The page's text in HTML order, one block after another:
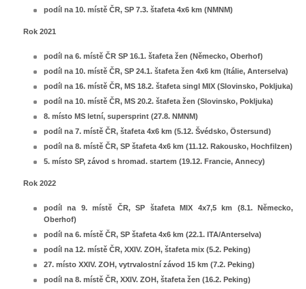
podíl na 10. místě ČR, SP 7.3. štafeta 4x6 km (NMNM)
Rok 2021
podíl na 6. místě ČR SP 16.1. štafeta žen (Německo, Oberhof)
podíl na 10. místě ČR, SP 24.1. štafeta žen 4x6 km (Itálie, Anterselva)
podíl na 16. místě ČR, MS 18.2. štafeta singl MIX (Slovinsko, Pokljuka)
podíl na 10. místě ČR, MS 20.2. štafeta žen (Slovinsko, Pokljuka)
8. místo MS letní, supersprint (27.8. NMNM)
podíl na 7. místě ČR, štafeta 4x6 km (5.12. Švédsko, Östersund)
podíl na 8. místě ČR, SP štafeta 4x6 km (11.12. Rakousko, Hochfilzen)
5. místo SP, závod s hromad. startem (19.12. Francie, Annecy)
Rok 2022
podíl na 9. místě ČR, SP štafeta MIX 4x7,5 km (8.1. Německo,
Oberhof)
podíl na 6. místě ČR, SP štafeta 4x6 km (22.1. ITA/Anterselva)
podíl na 12. místě ČR, XXIV. ZOH, štafeta mix (5.2. Peking)
27. místo XXIV. ZOH, vytrvalostní závod 15 km (7.2. Peking)
podíl na 8. místě ČR, XXIV. ZOH, štafeta žen (16.2. Peking)